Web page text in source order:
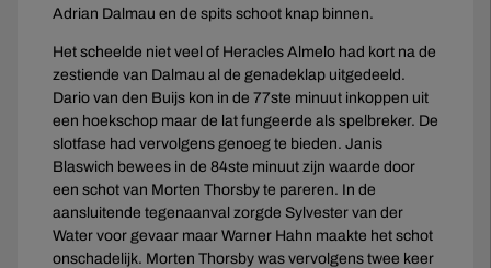
Adrian Dalmau en de spits schoot knap binnen.
Het scheelde niet veel of Heracles Almelo had kort na de
zestiende van Dalmau al de genadeklap uitgedeeld.
Dario van den Buijs kon in de 77ste minuut inkoppen uit
een hoekschop maar de lat fungeerde als spelbreker. De
slotfase had vervolgens genoeg te bieden. Janis
Blaswich bewees in de 84ste minuut zijn waarde door
een schot van Morten Thorsby te pareren. In de
aansluitende tegenaanval zorgde Sylvester van der
Water voor gevaar maar Warner Hahn maakte het schot
onschadelijk. Morten Thorsby was vervolgens twee keer